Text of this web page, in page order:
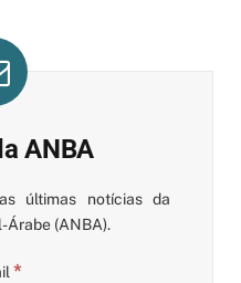
ANBA
últimas notícias da
Árabe (ANBA).
*